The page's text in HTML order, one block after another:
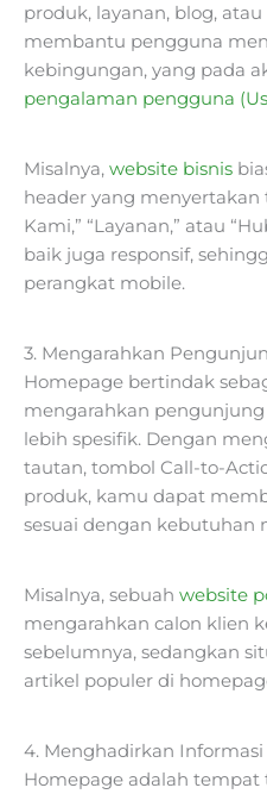
produk, layanan, blog,
membantu pengguna
kebingungan, yang pada
pengalaman pengguna
Misalnya, website bisnis
header yang menyertakan
Kami,” “Layanan,” atau
baik juga responsif,
perangkat mobile.
3. Mengarahkan
Homepage bertindak
mengarahkan
lebih spesifik. Dengan
tautan, tombol Call-to-
produk, kamu dapat
sesuai dengan kebutuhan
Misalnya, sebuah website
mengarahkan calon klien
sebelumnya, sedangkan
artikel populer di
4. Menghadirkan Informasi
Homepage adalah